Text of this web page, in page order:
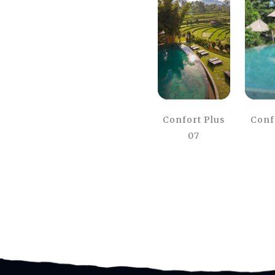
Confort Plus
07